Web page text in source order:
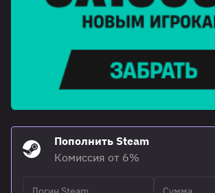
Пополнить Steam
Комиссия от 6%